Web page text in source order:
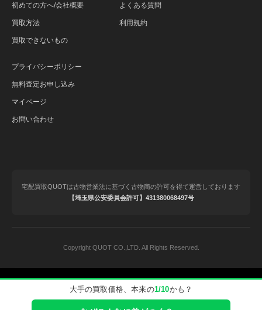
大手の買取価格、本来の1/10かも？
初めての方へ/会社概要
買取方法
買取できないもの
よくある質問
利用規約
プライバシーポリシー
無料査定お申し込み
マイページ
お問い合わせ
宅配買取QUOTは古物営業法に基づく古物商の許可を得て運営しております
【埼玉県公安委員会許可】431380068497号
Copyright QUOT CO.,LTD. All Rights Reserved.
© 2020-2025 QUOT（クオット）｜ブランド品の宅配買取.